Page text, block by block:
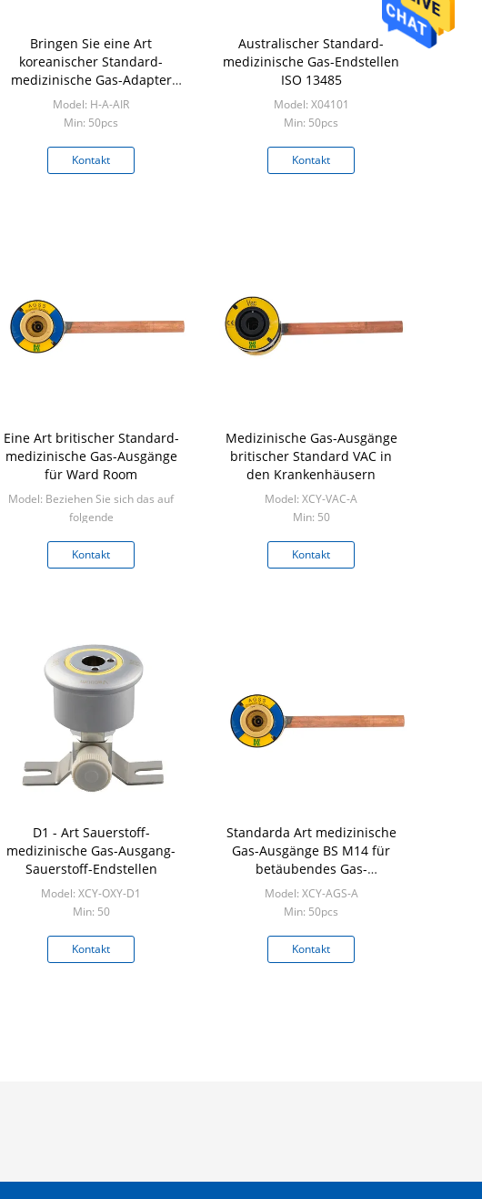
Bringen Sie eine Art
koreanischer Standard-
medizinische Gas-Adapter
zur Sprache
Model: H-A-AIR
Min: 50pcs
Kontakt
Australischer Standard-
medizinische Gas-Endstellen
ISO 13485
Model: X04101
Min: 50pcs
Kontakt
Eine Art britischer Standard-
medizinische Gas-Ausgänge
für Ward Room
Model: Beziehen Sie sich das auf
folgende
Kontakt
Medizinische Gas-Ausgänge
britischer Standard VAC in
den Krankenhäusern
Model: XCY-VAC-A
Min: 50
Kontakt
D1 - Art Sauerstoff-
medizinische Gas-Ausgang-
Sauerstoff-Endstellen
Model: XCY-OXY-D1
Min: 50
Kontakt
Standarda Art medizinische
Gas-Ausgänge BS M14 für
betäubendes Gas-
Ausstossen- von
Unreinheitensystem
Model: XCY-AGS-A
Min: 50pcs
Kontakt